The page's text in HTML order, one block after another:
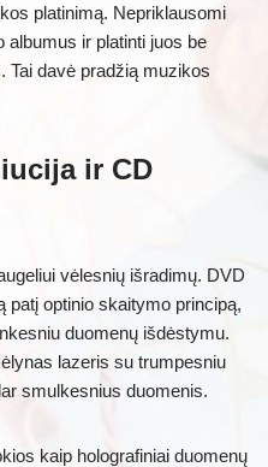
platinimą. Nepriklausomi
albumus ir platinti juos be
Tai davė pradžią muzikos
ir CD
vėlesnių išradimų. DVD
patį optinio skaitymo principą,
duomenų išdėstymu.
lazeris su trumpesniu
smulkesnius duomenis.
kaip holografiniai duomenų